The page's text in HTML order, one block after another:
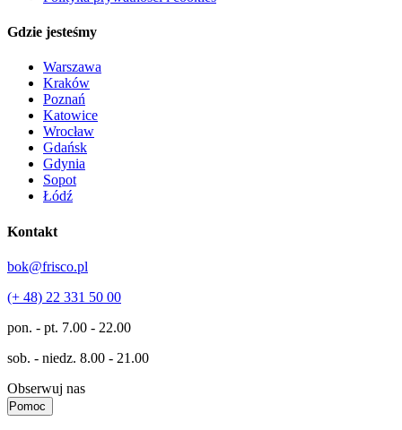
Gdzie jesteśmy
Warszawa
Kraków
Poznań
Katowice
Wrocław
Gdańsk
Gdynia
Sopot
Łódź
Kontakt
bok@frisco.pl
(+ 48) 22 331 50 00
pon. - pt. 7.00 - 22.00
sob. - niedz. 8.00 - 21.00
Obserwuj nas
Pomoc